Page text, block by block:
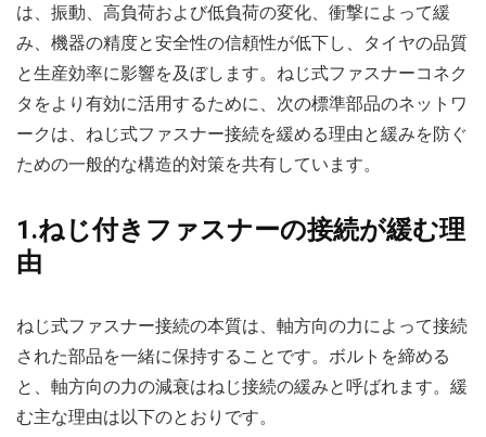
は、振動、高負荷および低負荷の変化、衝撃によって緩
み、機器の精度と安全性の信頼性が低下し、タイヤの品質
と生産効率に影響を及ぼします。ねじ式ファスナーコネク
タをより有効に活用するために、次の標準部品のネットワ
ークは、ねじ式ファスナー接続を緩める理由と緩みを防ぐ
ための一般的な構造的対策を共有しています。
1.ねじ付きファスナーの接続が緩む理
由
ねじ式ファスナー接続の本質は、軸方向の力によって接続
された部品を一緒に保持することです。ボルトを締める
と、軸方向の力の減衰はねじ接続の緩みと呼ばれます。緩
む主な理由は以下のとおりです。